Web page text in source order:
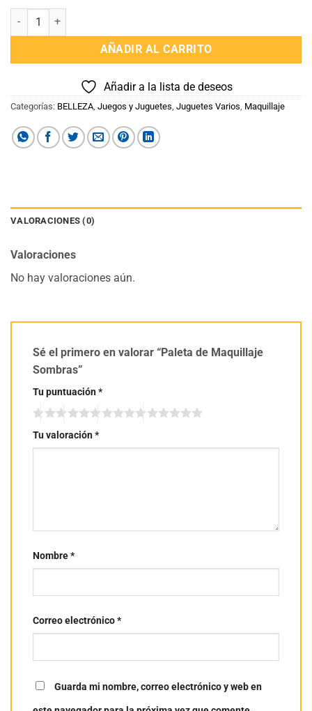
Paleta de Maquillaje Sombras cantidad
AÑADIR AL CARRITO
Añadir a la lista de deseos
Categorías: BELLEZA Juegos y Juguetes Juguetes Varios Maquillaje
VALORACIONES (0)
Valoraciones
No hay valoraciones aún.
Sé el primero en valorar “Paleta de Maquillaje
Sombras”
Tu puntuación*
Tu valoración*
Nombre*
Correo electrónico*
Guarda mi nombre, correo electrónico y web en